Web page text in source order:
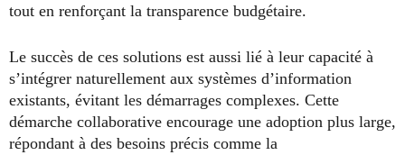
tout en renforçant la transparence budgétaire.
Le succès de ces solutions est aussi lié à leur capacité à
s’intégrer naturellement aux systèmes d’information
existants, évitant les démarrages complexes. Cette
démarche collaborative encourage une adoption plus large,
répondant à des besoins précis comme la